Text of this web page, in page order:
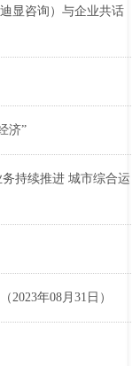
显咨询）与企业共话
济”
持续推进 城市综合运
2023年08月31日）